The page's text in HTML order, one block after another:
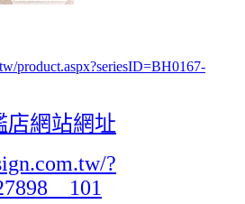
product.aspx?seriesID=BH0167-
店網站網址
?